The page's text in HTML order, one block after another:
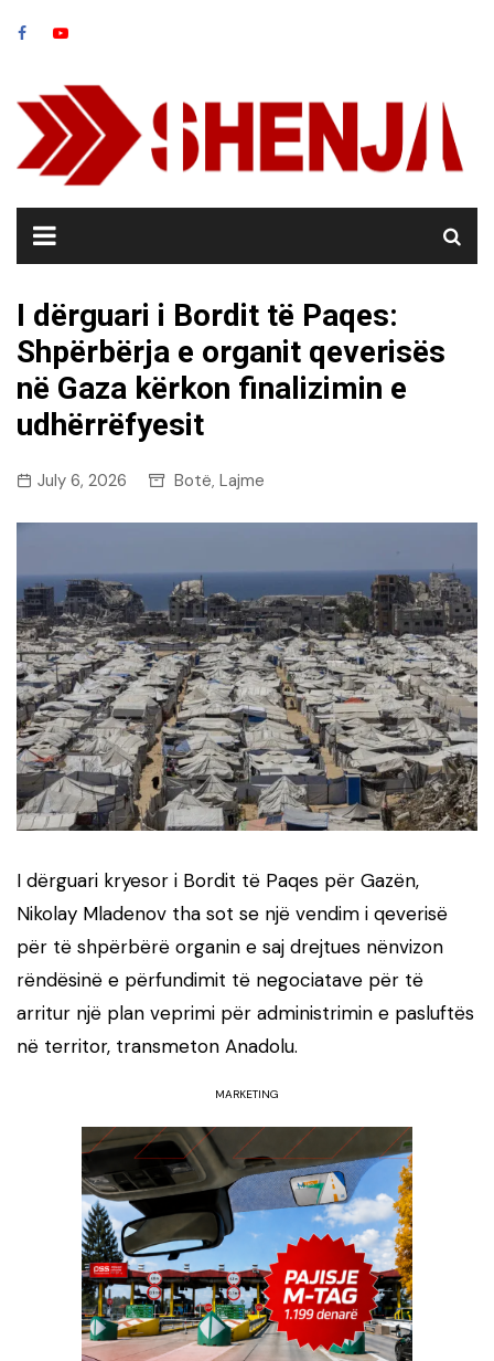
I dërguari i Bordit të Paqes:
Shpërbërja e organit qeverisës
në Gaza kërkon finalizimin e
udhërrëfyesit
July 6, 2026 Botë, Lajme
I dërguari kryesor i Bordit të Paqes për Gazën,
Nikolay Mladenov tha sot se një vendim i qeverisë
për të shpërbërë organin e saj drejtues nënvizon
rëndësinë e përfundimit të negociatave për të
arritur një plan veprimi për administrimin e pasluftës
në territor, transmeton Anadolu.
MARKETING